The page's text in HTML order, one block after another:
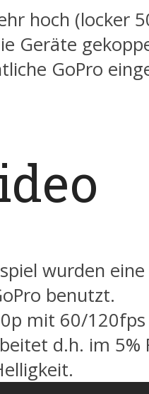
hoch (locker
Geräte
GoPro
wurden
benutzt.
mit 60/120fps
d.h. im 5%